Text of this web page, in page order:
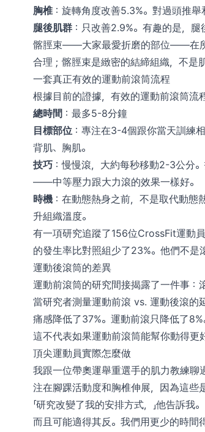
胸椎：旋轉角度改善5.3%。對過頭推舉
腿後肌群 ：只改善2.9%。有趣的是，
髂脛束——大家最愛折磨的部位——在所
合理；髂脛束是緻密的結締組織，不是
一套真正有效的運動前滾筒流程
根據目前的證據，有效的運動前滾筒流
總時間 ：最多5-8分鐘
目標部位 ：專注在3-4個跟你當天訓練
背肌、胸肌。
技巧 ：慢慢滾，大約每秒移動2-3公分
——中等壓力跟大力滾的效果一樣好。
時機 ：在動態熱身之前，不是取代動
升組織溫度。
有一項研究追蹤了156位CrossFit運動
的發生率比對照組少了23%。他們不
運動後滾筒的差異
運動前滾筒的研究間接揭露了一件事：
當研究者測量運動前滾 vs. 運動後滾的
痛感降低了37%。運動前滾只降低了8%
這不代表如果運動前滾筒能幫你動得更
頂尖運動員實際怎麼做
我跟一位帶奧運舉重選手的肌力教練
注在腳踝活動度和胸椎伸展，因為這些
「研究改變了我的安排方式，」他告訴我
而且可能適得其反。我們用更少的時間